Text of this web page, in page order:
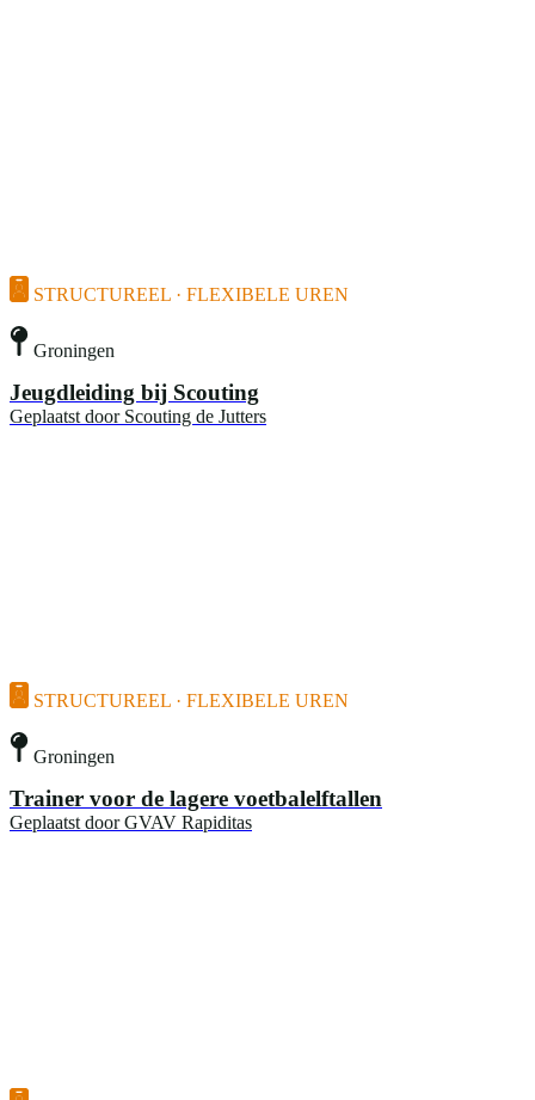
STRUCTUREEL · FLEXIBELE UREN
Groningen
Jeugdleiding bij Scouting
Geplaatst door Scouting de Jutters
STRUCTUREEL · FLEXIBELE UREN
Groningen
Trainer voor de lagere voetbalelftallen
Geplaatst door GVAV Rapiditas